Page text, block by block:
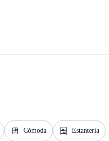
dresser Cómoda shelves Estantería